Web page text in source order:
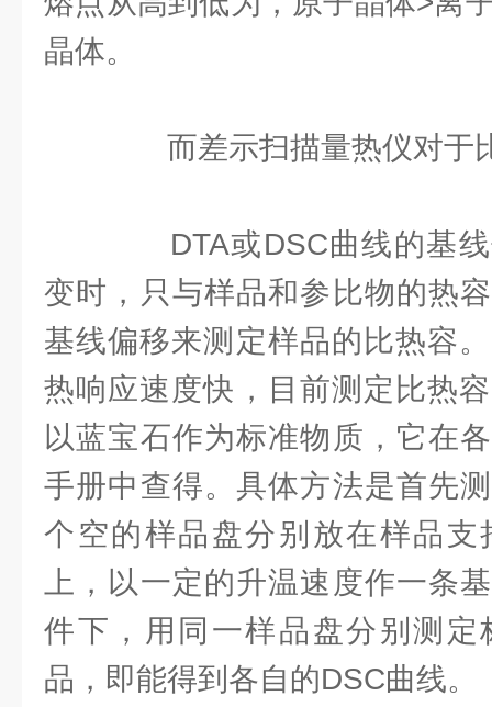
晶体。
而差示扫描量热仪对于
DTA或DSC曲线的基线
变时，只与样品和参比物的热
基线偏移来测定样品的比热容
热响应速度快，目前测定比热
以蓝宝石作为标准物质，它在
手册中查得。具体方法是首先
个空的样品盘分别放在样品支
上，以一定的升温速度作一条
件下，用同一样品盘分别测定
品，即能得到各自的DSC曲线。